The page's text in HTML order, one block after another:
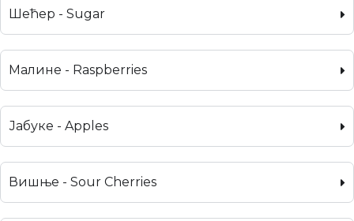
Шећер - Sugar
Малине - Raspberries
Јабуке - Apples
Вишње - Sour Cherries